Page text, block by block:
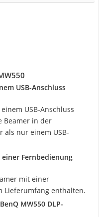
USB-Anschluss
USB-Anschluss
Beamer in der
als nur einem USB-
einer Fernbedienung
mit einer
Lieferumfang enthalten.
MW550 DLP-